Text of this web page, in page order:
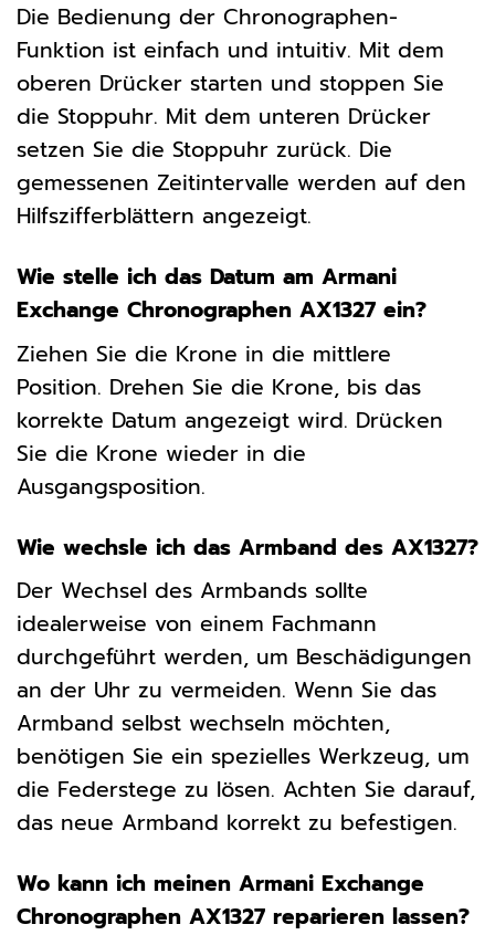
Die Bedienung der Chronographen-
Funktion ist einfach und intuitiv. Mit dem
oberen Drücker starten und stoppen Sie
die Stoppuhr. Mit dem unteren Drücker
setzen Sie die Stoppuhr zurück. Die
gemessenen Zeitintervalle werden auf den
Hilfszifferblättern angezeigt.
Wie stelle ich das Datum am Armani
Exchange Chronographen AX1327 ein?
Ziehen Sie die Krone in die mittlere
Position. Drehen Sie die Krone, bis das
korrekte Datum angezeigt wird. Drücken
Sie die Krone wieder in die
Ausgangsposition.
Wie wechsle ich das Armband des AX1327?
Der Wechsel des Armbands sollte
idealerweise von einem Fachmann
durchgeführt werden, um Beschädigungen
an der Uhr zu vermeiden. Wenn Sie das
Armband selbst wechseln möchten,
benötigen Sie ein spezielles Werkzeug, um
die Federstege zu lösen. Achten Sie darauf,
das neue Armband korrekt zu befestigen.
Wo kann ich meinen Armani Exchange
Chronographen AX1327 reparieren lassen?